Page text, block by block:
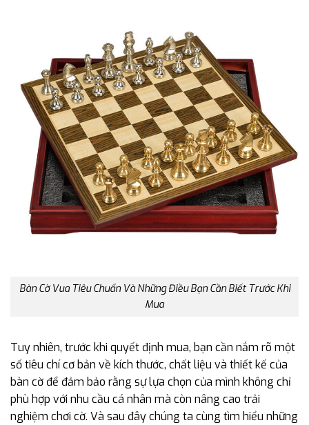
Bàn Cờ Vua Tiêu Chuẩn Và Những Điều Bạn Cần Biết Trước Khi
Mua
Tuy nhiên, trước khi quyết định mua, bạn cần nắm rõ một
số tiêu chí cơ bản về kích thước, chất liệu và thiết kế của
bàn cờ để đảm bảo rằng sự lựa chọn của mình không chỉ
phù hợp với nhu cầu cá nhân mà còn nâng cao trải
nghiệm chơi cờ. Và sau đây chúng ta cùng tìm hiểu những